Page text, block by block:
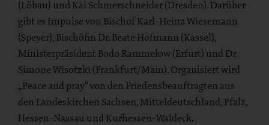
(Löbau) und Kai Schmerschneider (Dresden). Darüber
gibt es Impulse von Bischof Karl-Heinz Wiesemann
(Speyer), Bischöfin Dr. Beate Hofmann (Kassel),
Ministerpräsident Bodo Rammelow (Erfurt) und Dr.
Simone Wisotzki (Frankfurt/Main). Organisiert wird
„Peace and pray“ von den Friedensbeauftragten aus
den Landeskirchen Sachsen, Mitteldeutschland, Pfalz,
Hessen-Nassau und Kurhessen-Waldeck.